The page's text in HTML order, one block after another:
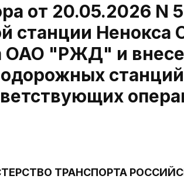
от 20.05.2026 N
станции Ненокса
ОАО "РЖД" и
ТРАНСПОРТА